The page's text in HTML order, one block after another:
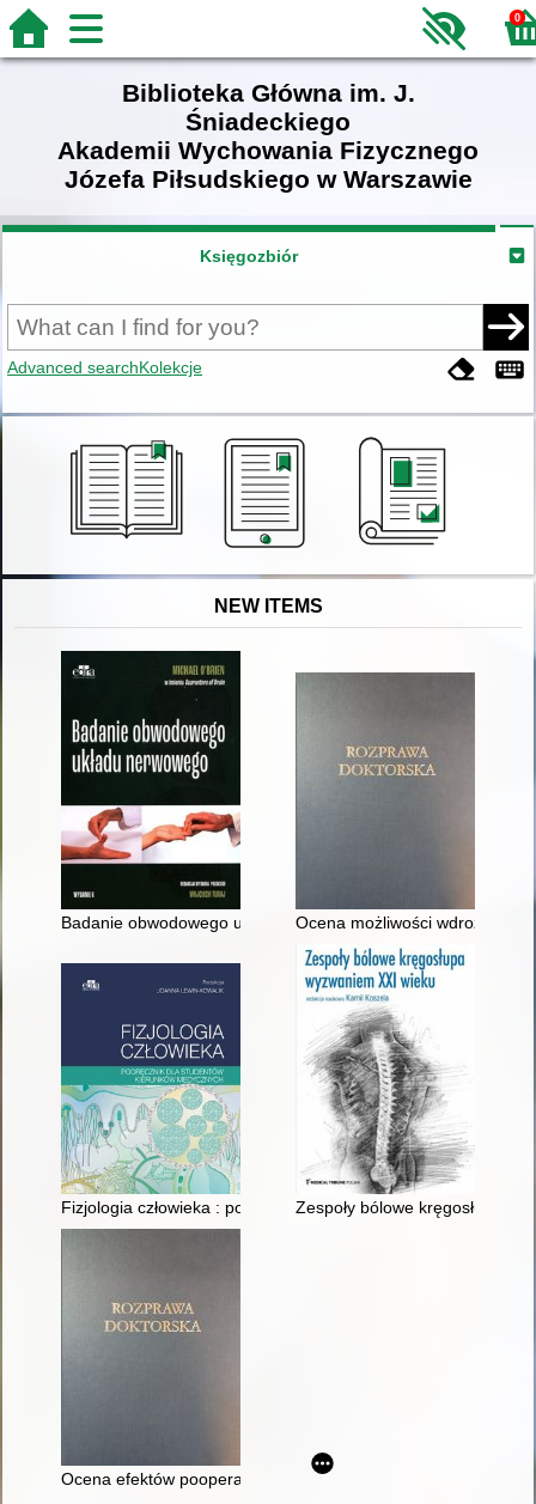
0
Biblioteka Główna im. J.
Śniadeckiego
Akademii Wychowania Fizycznego
Józefa Piłsudskiego w Warszawie
Księgozbiór
Advanced searchKolekcje
NEW ITEMS
Badanie obwodowego układu nerwowegoOcena możliwości wdrożenia i
Fizjologia człowieka : podręcznik dla studentów kierunków
Zespoły bólowe kręgosłupa
Ocena efektów pooperacyjnej fizjoterapii po całkowitym